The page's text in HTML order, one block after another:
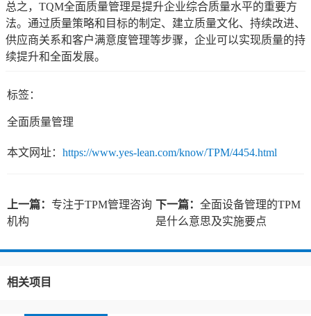
总之，TQM全面质量管理是提升企业综合质量水平的重要方
法。通过质量策略和目标的制定、建立质量文化、持续改进、
供应商关系和客户满意度管理等步骤，企业可以实现质量的持
续提升和全面发展。
标签：
全面质量管理
本文网址： https://www.yes-lean.com/know/TPM/4454.html
上一篇： 专注于TPM管理咨询
机构
下一篇： 全面设备管理的TPM
是什么意思及实施要点
相关项目